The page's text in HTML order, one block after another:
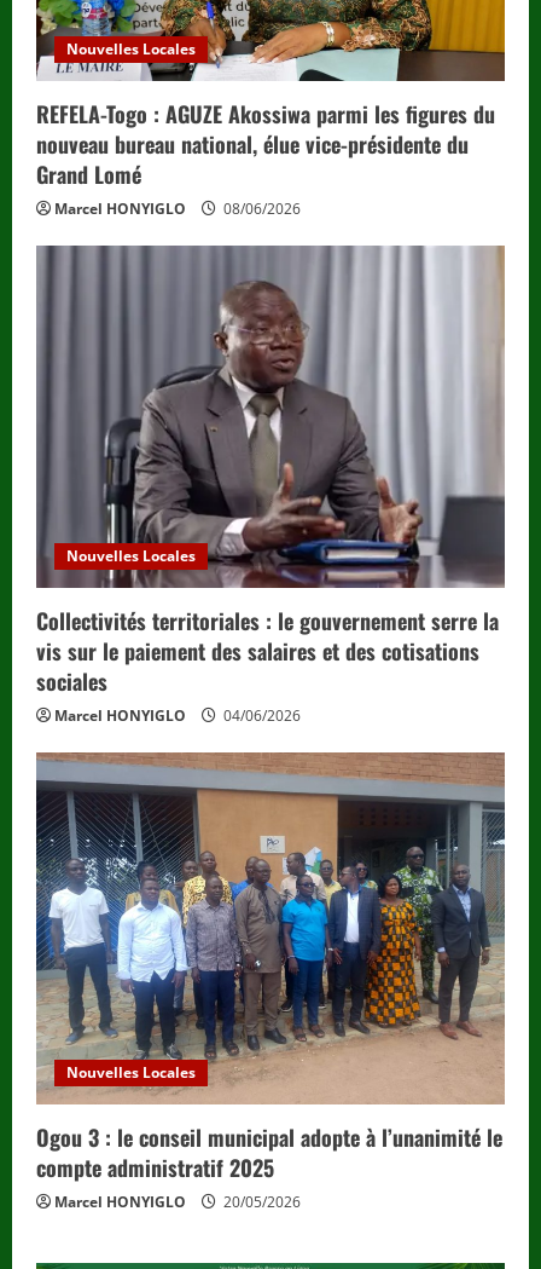
Nouvelles Locales
REFELA-Togo : AGUZE Akossiwa parmi les figures du
nouveau bureau national, élue vice-présidente du
Grand Lomé
Marcel HONYIGLO 08/06/2026
Nouvelles Locales
Collectivités territoriales : le gouvernement serre la
vis sur le paiement des salaires et des cotisations
sociales
Marcel HONYIGLO 04/06/2026
Nouvelles Locales
Ogou 3 : le conseil municipal adopte à l’unanimité le
compte administratif 2025
Marcel HONYIGLO 20/05/2026